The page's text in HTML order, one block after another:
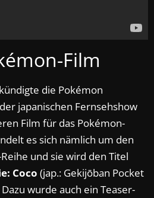
Film
die Pokémon
japanischen Fernsehshow
Film für das Pokémon-
es sich nämlich um den
und sie wird den Titel
Coco (jap.: Gekijōban Pocket
wurde auch ein Teaser-